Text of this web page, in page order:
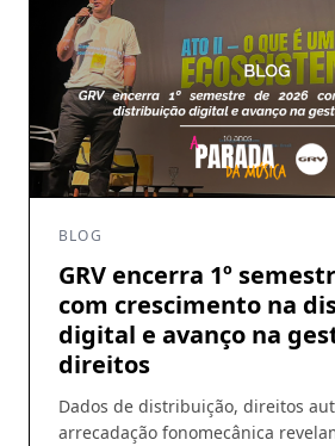
BLOG
GRV encerra 1º
com crescimento na
digital e avanço na
direitos
Dados de distribuição, direitos
arrecadação fonomecânica